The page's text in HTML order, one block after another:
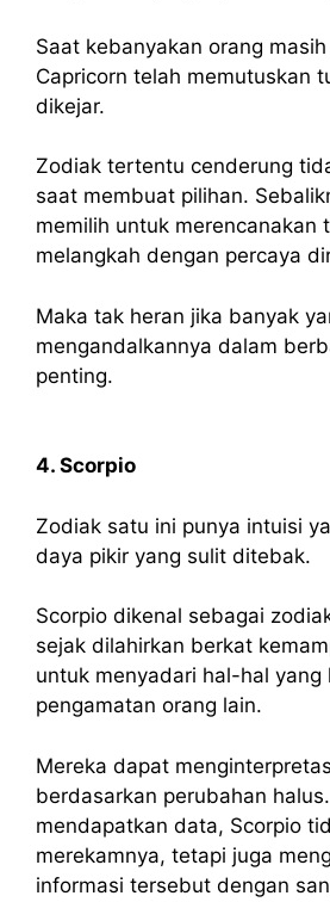
Saat kebanyakan orang
Capricorn telah memutuskan
dikejar.
Zodiak tertentu cenderung
saat membuat pilihan.
memilih untuk merencanakan
melangkah dengan percaya
Maka tak heran jika banyak
mengandalkannya dalam
penting.
4. Scorpio
Zodiak satu ini punya intuisi
daya pikir yang sulit ditebak.
Scorpio dikenal sebagai
sejak dilahirkan berkat
untuk menyadari hal-hal yang
pengamatan orang lain.
Mereka dapat
berdasarkan perubahan
mendapatkan data, Scorpio
merekamnya, tetapi juga
informasi tersebut dengan